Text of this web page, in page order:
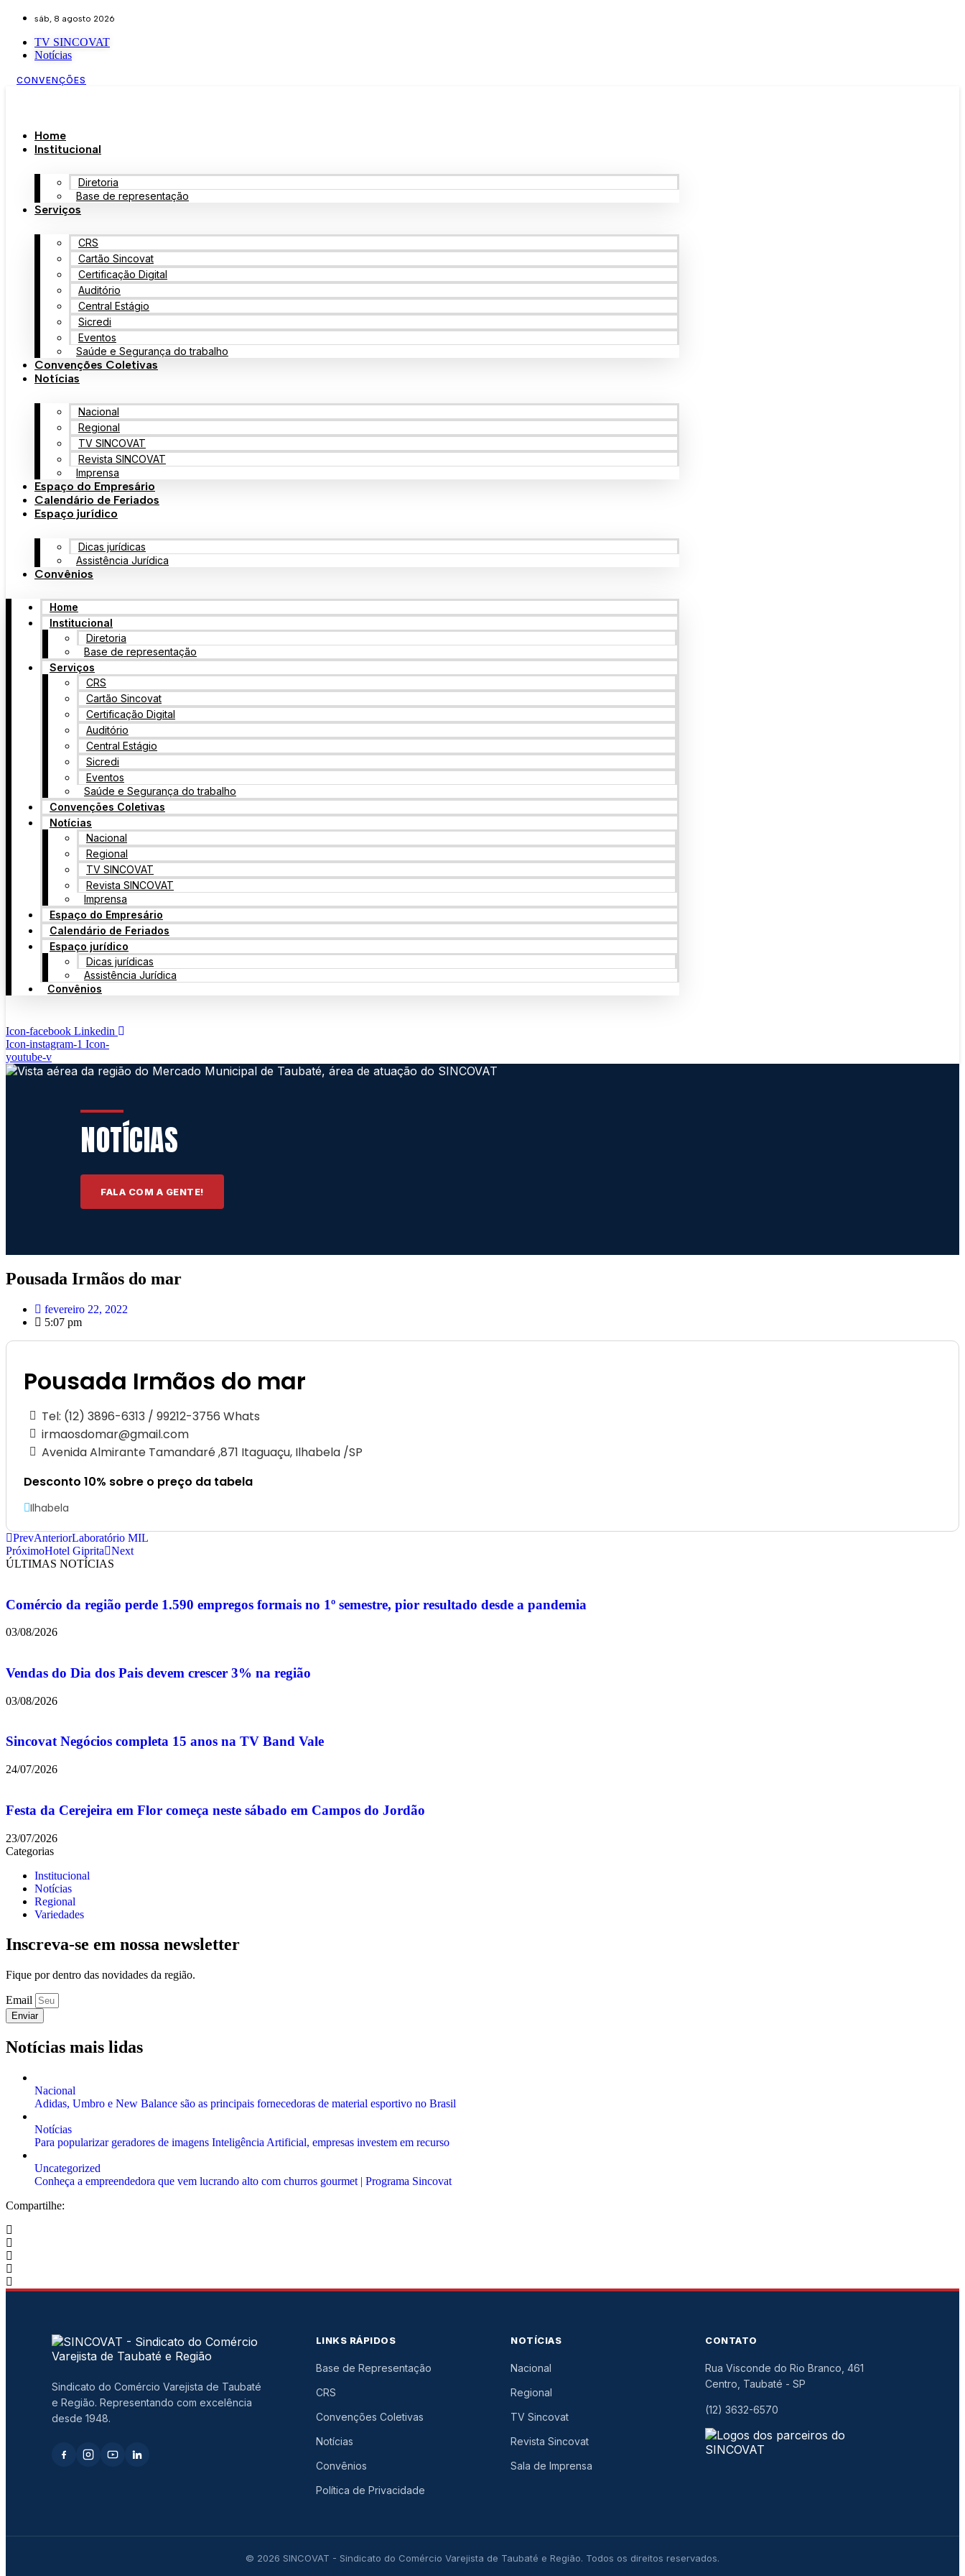
sáb, 8 agosto 2026
TV SINCOVAT
Notícias
CONVENÇÕES
Home
Institucional
Diretoria
Base de representação
Serviços
CRS
Cartão Sincovat
Certificação Digital
Auditório
Central Estágio
Sicredi
Eventos
Saúde e Segurança do trabalho
Convenções Coletivas
Notícias
Nacional
Regional
TV SINCOVAT
Revista SINCOVAT
Imprensa
Espaço do Empresário
Calendário de Feriados
Espaço jurídico
Dicas jurídicas
Assistência Jurídica
Convênios
Home
Institucional
Diretoria
Base de representação
Serviços
CRS
Cartão Sincovat
Certificação Digital
Auditório
Central Estágio
Sicredi
Eventos
Saúde e Segurança do trabalho
Convenções Coletivas
Notícias
Nacional
Regional
TV SINCOVAT
Revista SINCOVAT
Imprensa
Espaço do Empresário
Calendário de Feriados
Espaço jurídico
Dicas jurídicas
Assistência Jurídica
Convênios
Icon-facebook Linkedin
Icon-instagram-1 Icon-
youtube-v
NOTÍCIAS
FALA COM A GENTE!
Pousada Irmãos do mar
fevereiro 22, 2022
5:07 pm
Pousada Irmãos do mar
Tel: (12) 3896-6313 / 99212-3756 Whats
irmaosdomar@gmail.com
Avenida Almirante Tamandaré ,871 Itaguaçu, Ilhabela /SP
Desconto 10% sobre o preço da tabela
Ilhabela
PrevAnteriorLaboratório MIL
PróximoHotel Giprita
Next
ÚLTIMAS NOTÍCIAS
Comércio da região perde 1.590 empregos formais no 1º semestre, pior resultado desde a pandemia
03/08/2026
Vendas do Dia dos Pais devem crescer 3% na região
03/08/2026
Sincovat Negócios completa 15 anos na TV Band Vale
24/07/2026
Festa da Cerejeira em Flor começa neste sábado em Campos do Jordão
23/07/2026
Categorias
Institucional
Notícias
Regional
Variedades
Inscreva-se em nossa newsletter
Fique por dentro das novidades da região.
Email
Enviar
Notícias mais lidas
Nacional
Adidas, Umbro e New Balance são as principais fornecedoras de material esportivo no Brasil
Notícias
Para popularizar geradores de imagens Inteligência Artificial, empresas investem em recurso
Uncategorized
Conheça a empreendedora que vem lucrando alto com churros gourmet | Programa Sincovat
Compartilhe:
Sindicato do Comércio Varejista de Taubaté
e Região. Representando com excelência
desde 1948.
LINKS RÁPIDOS
Base de Representação
CRS
Convenções Coletivas
Notícias
Convênios
Política de Privacidade
NOTÍCIAS
Nacional
Regional
TV Sincovat
Revista Sincovat
Sala de Imprensa
CONTATO
Rua Visconde do Rio Branco, 461
Centro, Taubaté -SP
(12) 3632-6570
© 2026 SINCOVAT - Sindicato do Comércio Varejista de Taubaté e Região. Todos os direitos reservados.